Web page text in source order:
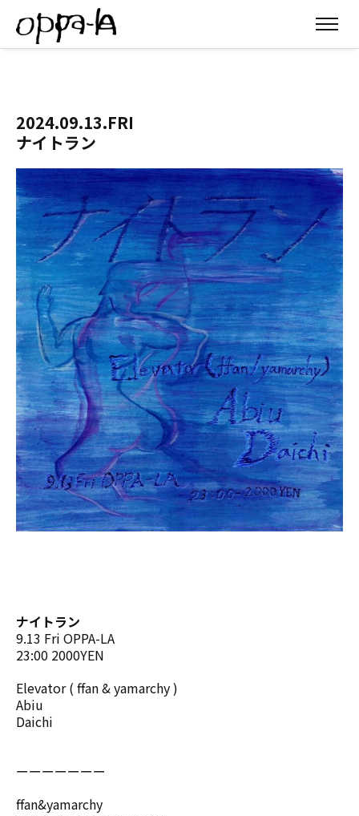
2024.09.13.FRI
ナイトラン
ナイトラン
9.13 Fri OPPA-LA
23:00 2000YEN
Elevator ( ffan & yamarchy )
Abiu
Daichi
ーーーーーーー
ffan&yamarchy